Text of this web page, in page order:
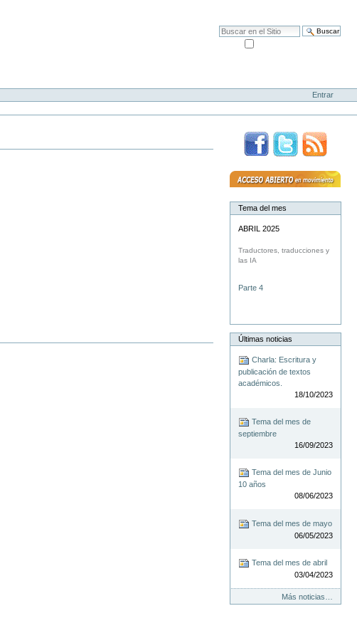
Buscar
Entrar
Tema del mes
ABRIL 2025
Traductores, traducciones y
las IA
Parte 4
Últimas noticias
Charla: Escritura y
publicación de textos
académicos.
18/10/2023
Tema del mes de
septiembre
16/09/2023
Tema del mes de Junio
10 años
08/06/2023
Tema del mes de mayo
06/05/2023
Tema del mes de abril
03/04/2023
Más noticias…